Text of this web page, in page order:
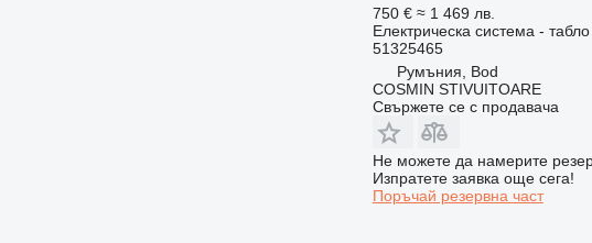
750 € ≈ 1 469 лв.
Електрическа система -
51325465
Румъния, Bod
COSMIN STIVUITOARE
Свържете се с продавача
Не можете да намерите
Изпратете заявка още сега!
Поръчай резервна част